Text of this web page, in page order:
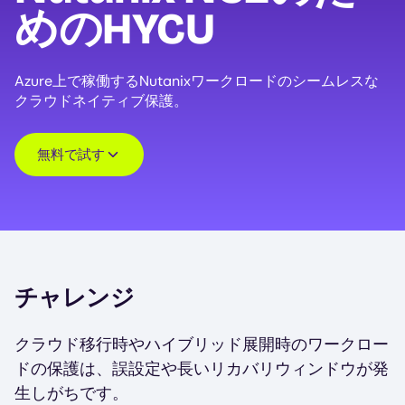
めのHYCU
Azure上で稼働するNutanixワークロードのシームレスな
クラウドネイティブ保護。
無料で試す
チャレンジ
クラウド移行時やハイブリッド展開時のワークロー
ドの保護は、誤設定や長いリカバリウィンドウが発
生しがちです。